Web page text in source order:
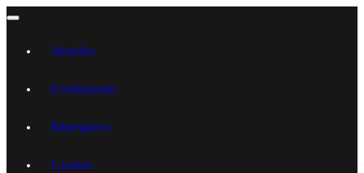
Aktuelles
Eventkalender
Bildergalerie
Location